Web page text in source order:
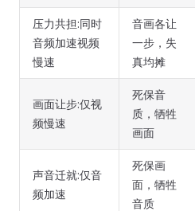
压力共担:同时
音频加速视频
慢速
音画各让
一步，失
真均摊
画面让步:仅视
频慢速
死保音
质，牺牲
画面
声音迁就:仅音
频加速
死保画
面，牺牲
音质